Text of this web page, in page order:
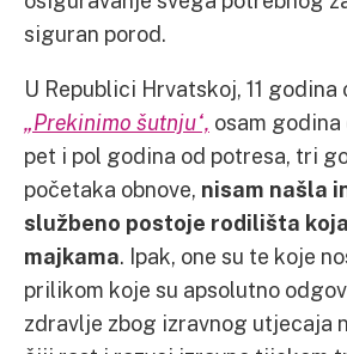
siguran porod.
U Republici Hrvatskoj, 11 godina
„Prekinimo šutnju“, osam
pet i pol godina od potresa, tri
početaka obnove, nisam našla
službeno postoje rodilišta
majkama. Ipak, one su te koje
prilikom koje su apsolutno
zdravlje zbog izravnog utjecaja